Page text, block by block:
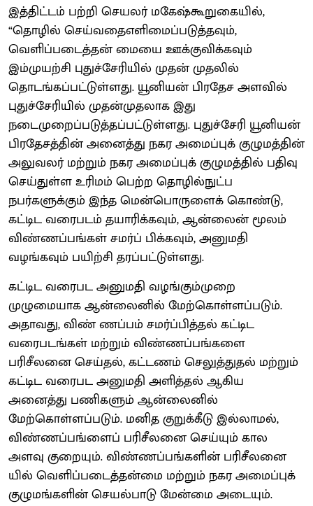
இத்திட்டம் பற்றி செயலர் மகேஷ்கூறுகையில்,
“தொழில் செய்வதைஎளிமைப்படுத்தவும்,
வெளிப்படைத்தன் மையை ஊக்குவிக்கவும்
இம்முயற்சி புதுச்சேரியில் முதன் முதலில்
தொடங்கப்பட்டுள்ளது. யூனியன் பிரதேச அளவில்
புதுச்சேரியில் முதன்முதலாக இது
நடைமுறைப்படுத்தப்பட்டுள்ளது. புதுச்சேரி யூனியன்
பிரதேசத்தின் அனைத்து நகர அமைப்புக் குழுமத்தின்
அலுவலர் மற்றும் நகர அமைப்புக் குழுமத்தில் பதிவு
செய்துள்ள உரிமம் பெற்ற தொழில்நுட்ப
நபர்களுக்கும் இந்த மென்பொருளைக் கொண்டு,
கட்டிட வரைபடம் தயாரிக்கவும், ஆன்லைன் மூலம்
விண்ணப்பங்கள் சமர்ப் பிக்கவும், அனுமதி
வழங்கவும் பயிற்சி தரப்பட்டுள்ளது.
கட்டிட வரைபட அனுமதி வழங்கும்முறை
முழுமையாக ஆன்லைனில் மேற்கொள்ளப்படும்.
அதாவது, விண் ணப்பம் சமர்ப்பித்தல் கட்டிட
வரைபடங்கள் மற்றும் விண்ணப்பங்களை
பரிசீலனை செய்தல், கட்டணம் செலுத்துதல் மற்றும்
கட்டிட வரைபட அனுமதி அளித்தல் ஆகிய
அனைத்து பணிகளும் ஆன்லைனில்
மேற்கொள்ளப்படும். மனித குறுக்கீடு இல்லாமல்,
விண்ணப்பங்ளைப் பரிசீலனை செய்யும் கால
அளவு குறையும். விண்ணப்பங்களின் பரிசீலனை
யில் வெளிப்படைத்தன்மை மற்றும் நகர அமைப்புக்
குழுமங்களின் செயல்பாடு மேன்மை அடையும்.